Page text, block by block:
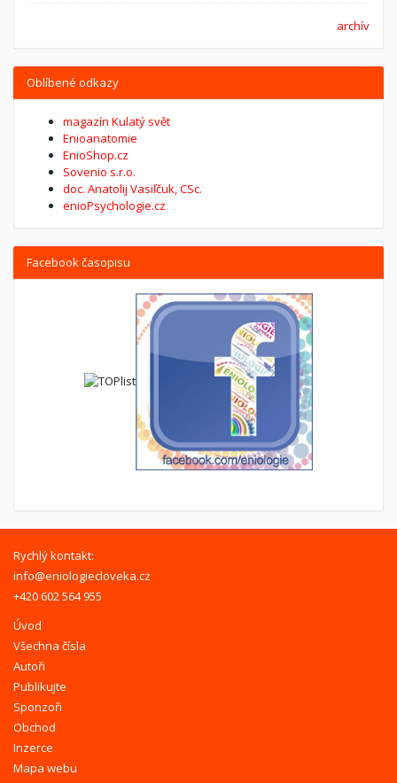
archív
Oblíbené odkazy
magazín Kulatý svět
Enioanatomie
EnioShop.cz
Sovenio s.r.o.
doc. Anatolij Vasiľčuk, CSc.
enioPsychologie.cz
Facebook časopisu
Rychlý kontakt:
info@eniologiecloveka.cz
+420 602 564 955
Úvod
Všechna čísla
Autoři
Publikujte
Sponzoři
Obchod
Inzerce
Mapa webu